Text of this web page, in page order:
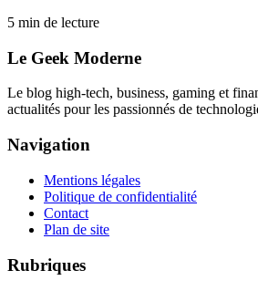
5 min de lecture
Le Geek Moderne
Le blog high-tech, business, gaming et
actualités pour les passionnés de
Navigation
Mentions légales
Politique de confidentialité
Contact
Plan de site
Rubriques